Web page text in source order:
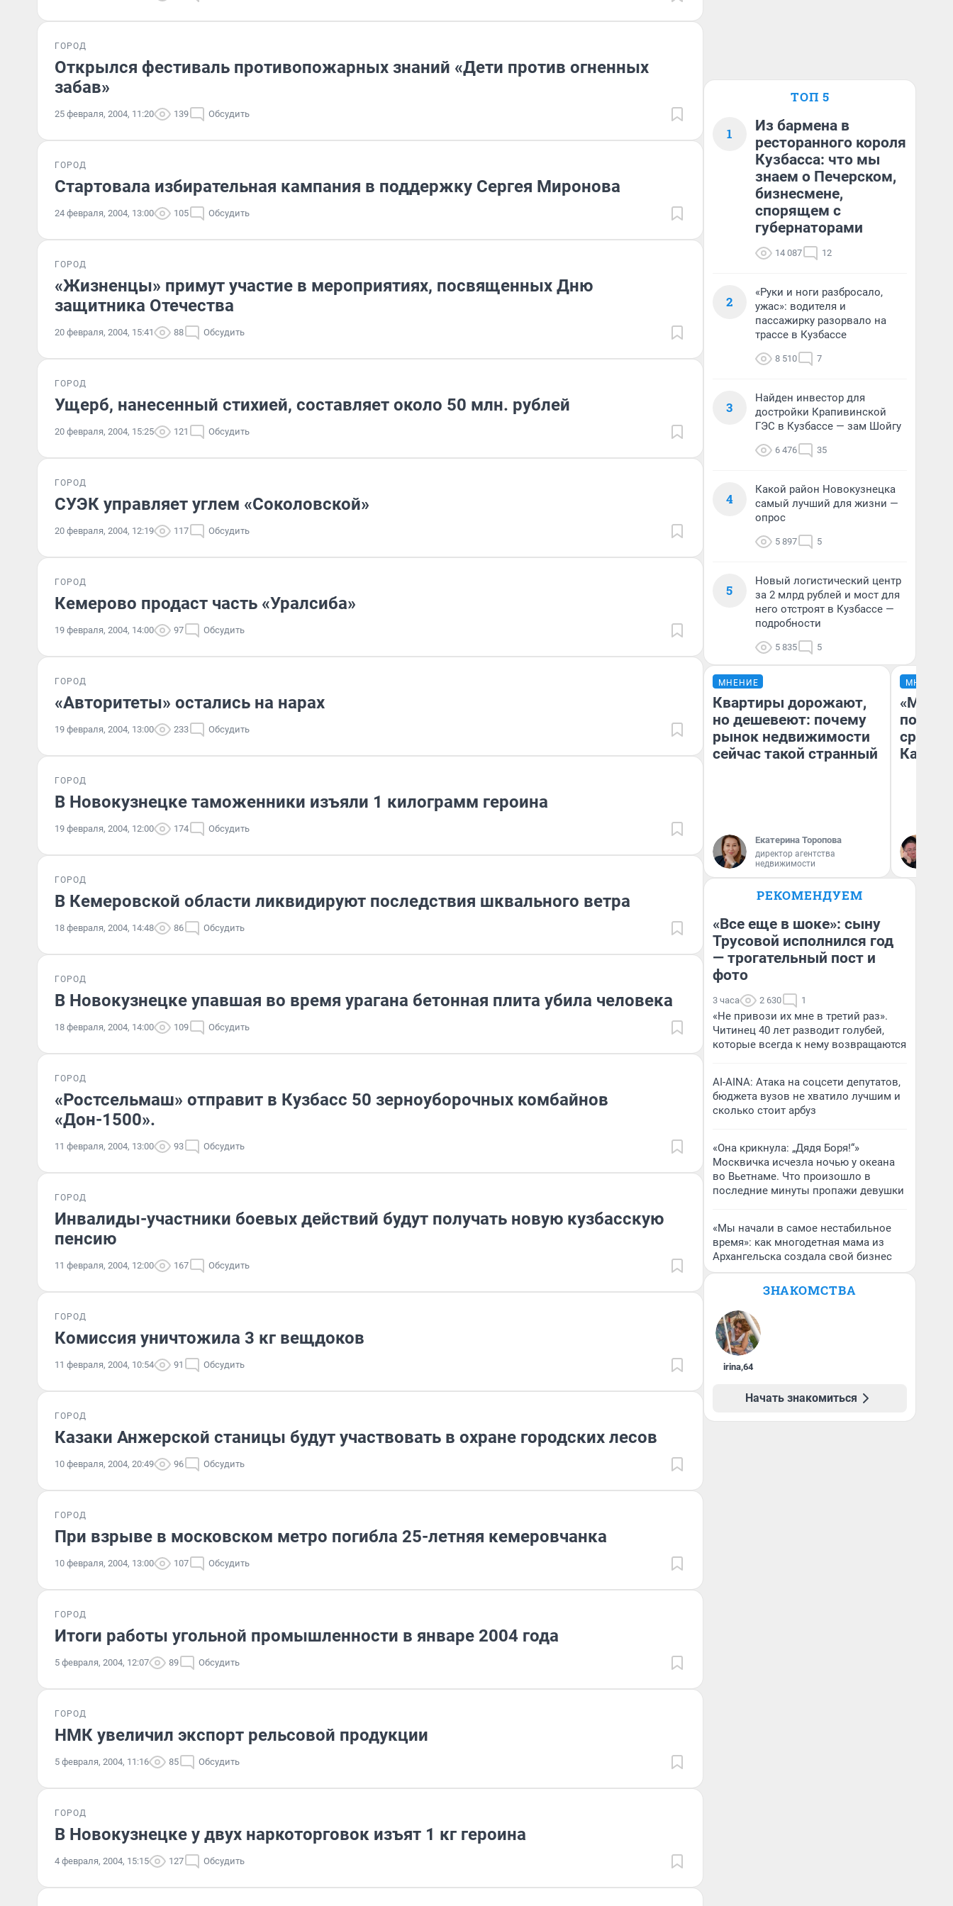
ГОРОД
Открылся фестиваль противопожарных знаний «Дети против огненных
забав»
25 февраля, 2004, 11:20 139 Обсудить
ГОРОД
Стартовала избирательная кампания в поддержку Сергея Миронова
24 февраля, 2004, 13:00 105 Обсудить
ГОРОД
«Жизненцы» примут участие в мероприятиях, посвященных Дню
защитника Отечества
20 февраля, 2004, 15:41 88 Обсудить
ГОРОД
Ущерб, нанесенный стихией, составляет около 50 млн. рублей
20 февраля, 2004, 15:25 121 Обсудить
ГОРОД
СУЭК управляет углем «Соколовской»
20 февраля, 2004, 12:19 117 Обсудить
ГОРОД
Кемерово продаст часть «Уралсиба»
19 февраля, 2004, 14:00 97 Обсудить
ГОРОД
«Авторитеты» остались на нарах
19 февраля, 2004, 13:00 233 Обсудить
ГОРОД
В Новокузнецке таможенники изъяли 1 килограмм героина
19 февраля, 2004, 12:00 174 Обсудить
ГОРОД
В Кемеровской области ликвидируют последствия шквального ветра
18 февраля, 2004, 14:48 86 Обсудить
ГОРОД
В Новокузнецке упавшая во время урагана бетонная плита убила человека
18 февраля, 2004, 14:00 109 Обсудить
ГОРОД
«Ростсельмаш» отправит в Кузбасс 50 зерноуборочных комбайнов
«Дон-1500».
11 февраля, 2004, 13:00 93 Обсудить
ГОРОД
Инвалиды-участники боевых действий будут получать новую кузбасскую
пенсию
11 февраля, 2004, 12:00 167 Обсудить
ГОРОД
Комиссия уничтожила 3 кг вещдоков
11 февраля, 2004, 10:54 91 Обсудить
ГОРОД
Казаки Анжерской станицы будут участвовать в охране городских лесов
10 февраля, 2004, 20:49 96 Обсудить
ГОРОД
При взрыве в московском метро погибла 25-летняя кемеровчанка
10 февраля, 2004, 13:00 107 Обсудить
ГОРОД
Итоги работы угольной промышленности в январе 2004 года
5 февраля, 2004, 12:07 89 Обсудить
ГОРОД
НМК увеличил экспорт рельсовой продукции
5 февраля, 2004, 11:16 85 Обсудить
ГОРОД
В Новокузнецке у двух наркоторговок изъят 1 кг героина
4 февраля, 2004, 15:15 127 Обсудить
ТОП 5
1
Из бармена в
ресторанного короля
Кузбасса: что мы
знаем о Печерском,
бизнесмене,
спорящем с
губернаторами
14 087 12
2
«Руки и ноги разбросало,
ужас»: водителя и
пассажирку разорвало на
трассе в Кузбассе
8 510 7
3
Найден инвестор для
достройки Крапивинской
ГЭС в Кузбассе — зам Шойгу
6 476 35
4
Какой район Новокузнецка
самый лучший для жизни —
опрос
5 897 5
5
Новый логистический центр
за 2 млрд рублей и мост для
него отстроят в Кузбассе —
подробности
5 835 5
МНЕНИЕ
Квартиры дорожают,
но дешевеют: почему
рынок недвижимости
сейчас такой странный
Екатерина Торопова
директор агентства
недвижимости
МНЕНИЕ
РЕКОМЕНДУЕМ
«Все еще в шоке»: сыну
Трусовой исполнился год
— трогательный пост и
фото
3 часа 2 630 1
«Не привози их мне в третий раз».
Читинец 40 лет разводит голубей,
которые всегда к нему возвращаются
AI-AINA: Атака на соцсети депутатов,
бюджета вузов не хватило лучшим и
сколько стоит арбуз
«Она крикнула: „Дядя Боря!“»
Москвичка исчезла ночью у океана
во Вьетнаме. Что произошло в
последние минуты пропажи девушки
«Мы начали в самое нестабильное
время»: как многодетная мама из
Архангельска создала свой бизнес
ЗНАКОМСТВА
irina,64
Начать знакомиться